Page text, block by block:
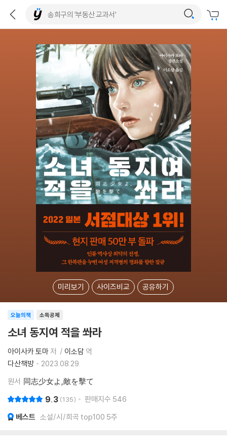
미리보기 사이즈비교 공유하기
소득공제
오늘의책
소녀 동지여 적을 쏴라
아이사카 토마저 이소담 역
다산책방
2023.08.29.
원서 同志少女よ,敵を擊て
9.3 135 판매지수 546
베스트 소설/시/희곡 top100 5주